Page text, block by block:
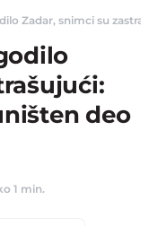
Zadar, snimci su
deo
1 min.